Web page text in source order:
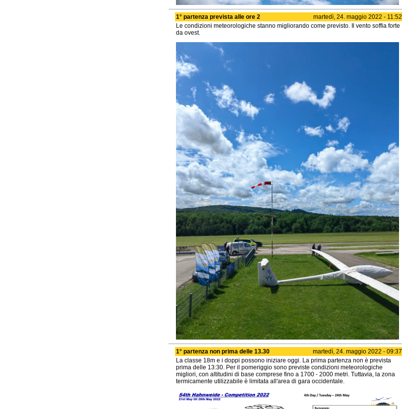
1° partenza prevista alle ore 2
martedì, 24. maggio 2022 - 11:52
Le condizioni meteorologiche stanno migliorando come previsto. Il vento soffia forte
da ovest.
1° partenza non prima delle 13.30
martedì, 24. maggio 2022 - 09:37
La classe 18m e i doppi possono iniziare oggi. La prima partenza non è prevista
prima delle 13:30. Per il pomeriggio sono previste condizioni meteorologiche
migliori, con altitudini di base comprese fino a 1700 - 2000 metri. Tuttavia, la zona
termicamente utilizzabile è limitata all'area di gara occidentale.